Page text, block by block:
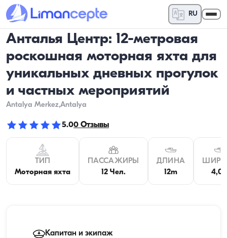
RU
Анталья Центр: 12-метровая
роскошная моторная яхта для
уникальных дневных прогулок
и частных мероприятий
Antalya Merkez,Antalya
5.00 Отзывы
ТИП
Моторная яхта
ПАССАЖИРЫ
12 Чел.
ДЛИНА
12m
Капитан и экипаж